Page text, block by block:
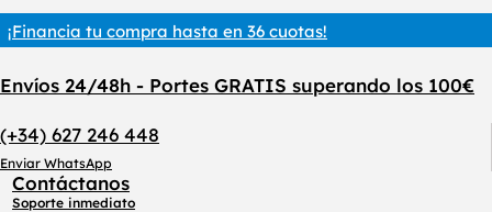
¡Financia tu compra hasta en 36 cuotas!
Envíos 24/48h - Portes GRATIS superando los 100€
(+34) 627 246 448
Enviar WhatsApp
Contáctanos
Soporte inmediato